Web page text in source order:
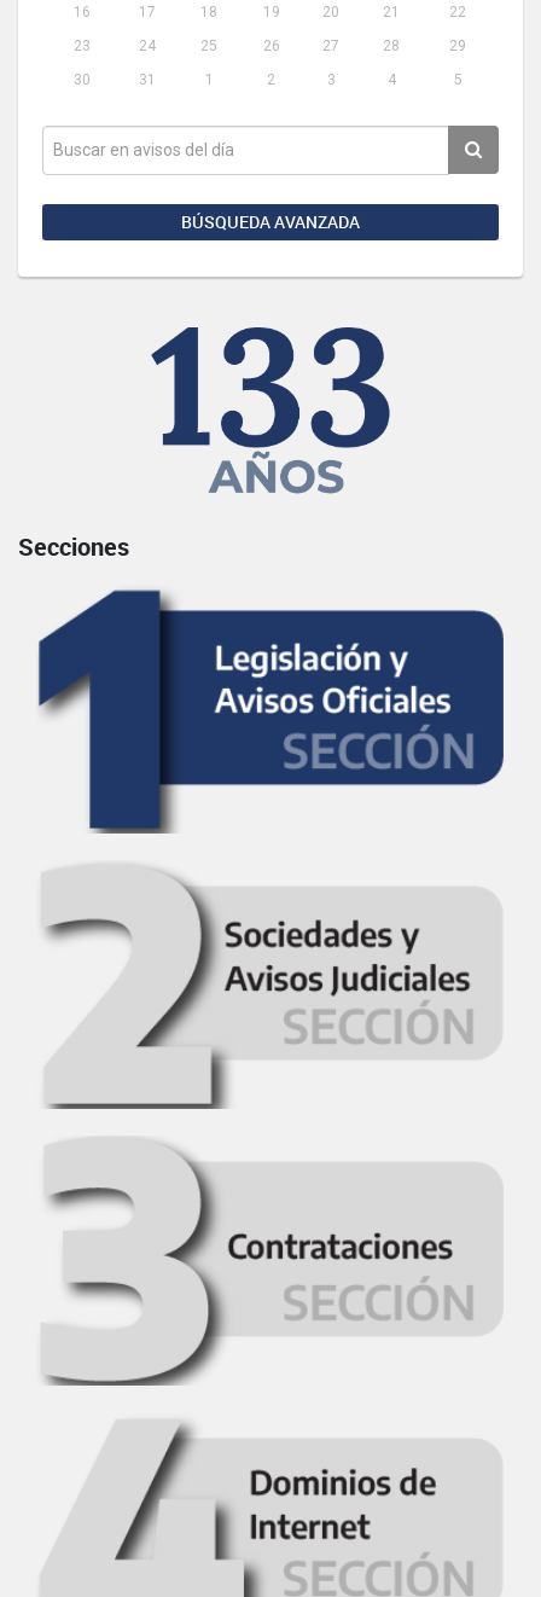
16
17 18 19 20 21
22
23
24 25 26 27 28
29
30
31 1 2 3 4 5
BÚSQUEDA AVANZADA
Secciones